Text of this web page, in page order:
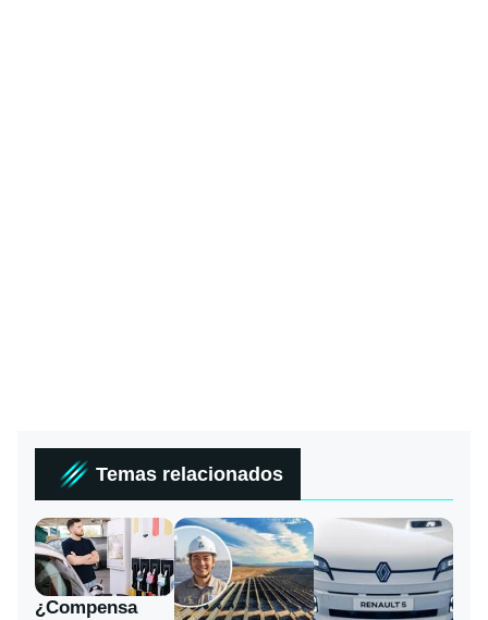
Temas relacionados
¿Compensa